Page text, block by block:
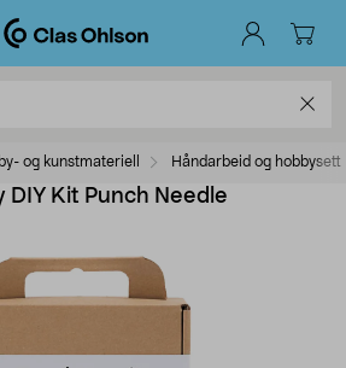
og kunstmateriell Håndarbeid og hobbysett
Kit Punch Needle